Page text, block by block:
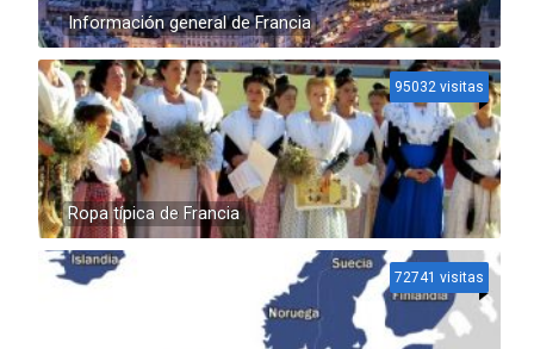
Información general de Francia
Ropa típica de Francia
95032 visitas
72741 visitas